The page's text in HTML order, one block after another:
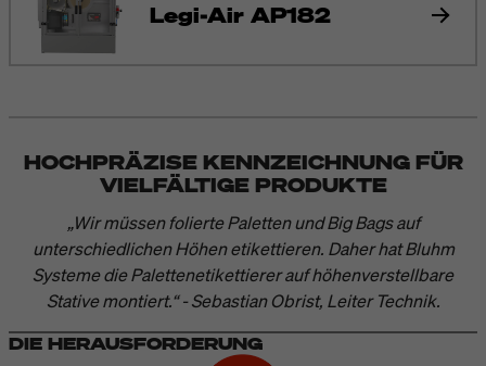
Legi-Air AP182
HOCHPRÄZISE KENNZEICHNUNG FÜR
VIELFÄLTIGE PRODUKTE
„Wir müssen folierte Paletten und Big Bags auf
unterschiedlichen Höhen etikettieren. Daher hat Bluhm
Systeme die Palettenetikettierer auf höhenverstellbare
Stative montiert.“ - Sebastian Obrist, Leiter Technik.
DIE HERAUSFORDERUNG